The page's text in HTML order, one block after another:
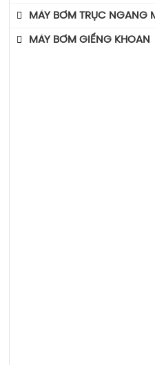
MÁY BƠM TRỤC NGANG
MÁY BƠM GIẾNG KHOAN